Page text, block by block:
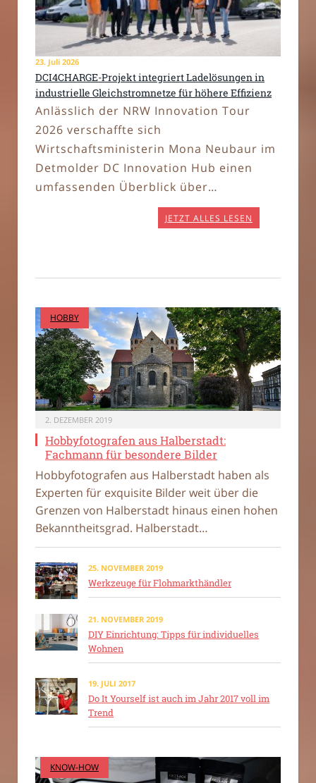
23. Juli 2026
DCI4CHARGE-Projekt integriert Ladelösungen in
industrielle Gleichstromnetze für höhere Effizienz
Anlässlich der NRW Innovation Tour
2026 verschaffte sich
Wirtschaftsministerin Mona Neubaur im
Detmolder DC Innovation Hub einen
umfassenden Überblick über…
JETZT ALLES LESEN
HOBBY
2. DEZEMBER 2019
Hobbyfotografen aus Halberstadt:
Fachmann für besondere Bilder
Hobbyfotografen aus Halberstadt haben als
Experten für exquisite Bilder weit über die
Grenzen von Halberstadt hinaus einen hohen
Bekanntheitsgrad. Halberstadt…
25. NOVEMBER 2019
Werkzeuge für Flohmarkthändler
21. NOVEMBER 2019
DIY Einrichtung: Tipps für individuelles
Wohnen
19. JULI 2017
Do It Yourself ist auch im Jahr 2017 voll im
Trend
KNOW-HOW